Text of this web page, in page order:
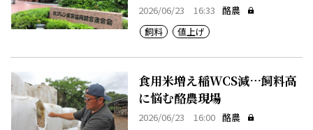
2026/06/23 16:33 酪農
飼料
値上げ
食用米増え稲WCS減…飼料高
に悩む酪農現場
2026/06/23 16:00 酪農